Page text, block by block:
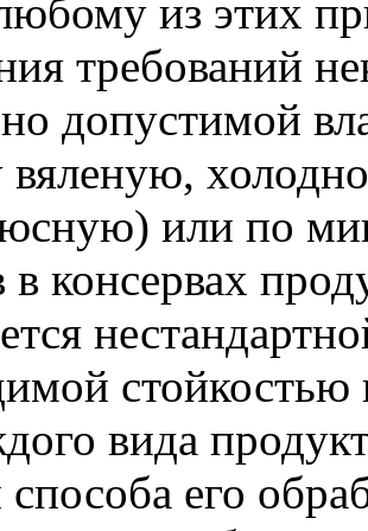
из этих
требований
допустимой
или по
в консервах
стойкостью
вида
его